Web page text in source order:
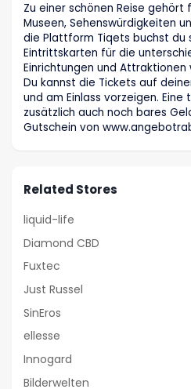
Zu einer schönen Reise gehört
Museen, Sehenswürdigkeiten
die Plattform Tiqets buchst du
Eintrittskarten für die
Einrichtungen und
Du kannst die Tickets auf
und am Einlass vorzeigen. Eine
zusätzlich auch noch bares
Gutschein von
Related Stores
liquid-life
Diamond CBD
Fuxtec
Just Russel
SinEros
ellesse
Innogard
Bilderwelten